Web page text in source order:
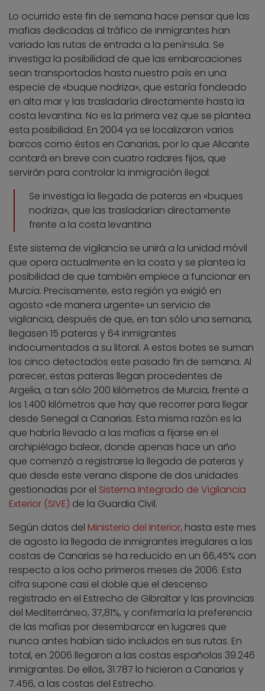
Lo ocurrido este fin de semana hace pensar que las
mafias dedicadas al tráfico de inmigrantes han
variado las rutas de entrada a la península. Se
investiga la posibilidad de que las embarcaciones
sean transportadas hasta nuestro país en una
especie de «buque nodriza», que estaría fondeado
en alta mar y las trasladaría directamente hasta la
costa levantina. No es la primera vez que se plantea
esta posibilidad. En 2004 ya se localizaron varios
barcos como éstos en Canarias, por lo que Alicante
contará en breve con cuatro radares fijos, que
servirán para controlar la inmigración ilegal.
Se investiga la llegada de pateras en «buques
nodriza», que las trasladarían directamente
frente a la costa levantina
Este sistema de vigilancia se unirá a la unidad móvil
que opera actualmente en la costa y se plantea la
posibilidad de que también empiece a funcionar en
Murcia. Precisamente, esta región ya exigió en
agosto «de manera urgente» un servicio de
vigilancia, después de que, en tan sólo una semana,
llegasen 15 pateras y 64 inmigrantes
indocumentados a su litoral. A estos botes se suman
los cinco detectados este pasado fin de semana. Al
parecer, estas pateras llegan procedentes de
Argelia, a tan sólo 200 kilómetros de Murcia, frente a
los 1.400 kilómetros que hay que recorrer para llegar
desde Senegal a Canarias. Esta misma razón es la
que habría llevado a las mafias a fijarse en el
archipiélago balear, donde apenas hace un año
que comenzó a registrarse la llegada de pateras y
que desde este verano dispone de dos unidades
gestionadas por el Sistema Integrado de Vigilancia
Exterior (SIVE) de la Guardia Civil.
Según datos del Ministerio del Interior, hasta este mes
de agosto la llegada de inmigrantes irregulares a las
costas de Canarias se ha reducido en un 66,45% con
respecto a los ocho primeros meses de 2006. Esta
cifra supone casi el doble que el descenso
registrado en el Estrecho de Gibraltar y las provincias
del Mediterráneo, 37,81%, y confirmaría la preferencia
de las mafias por desembarcar en lugares que
nunca antes habían sido incluidos en sus rutas. En
total, en 2006 llegaron a las costas españolas 39.246
inmigrantes. De ellos, 31.787 lo hicieron a Canarias y
7.456, a las costas del Estrecho.